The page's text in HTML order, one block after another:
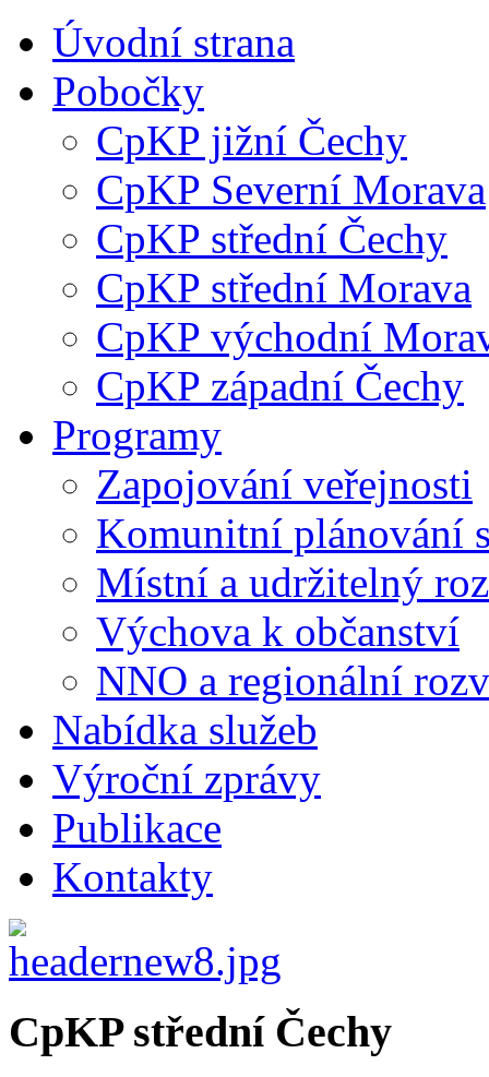
Úvodní strana
Pobočky
CpKP jižní Čechy
CpKP Severní Morava
CpKP střední Čechy
CpKP střední Morava
CpKP východní
CpKP západní Čechy
Programy
Zapojování veřejnosti
Komunitní plánování
Místní a udržitelný
Výchova k občanství
NNO a regionální
Nabídka služeb
Výroční zprávy
Publikace
Kontakty
CpKP střední Čechy